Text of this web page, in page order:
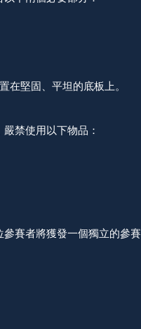
在堅固、平坦的底板上。
禁使用以下物品：
賽者將獲發一個獨立的參賽